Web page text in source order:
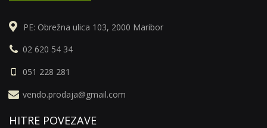
PE: Obrežna ulica 103, 2000 Maribor
02 620 54 34
051 228 281
vendo.prodaja@gmail.com
HITRE POVEZAVE